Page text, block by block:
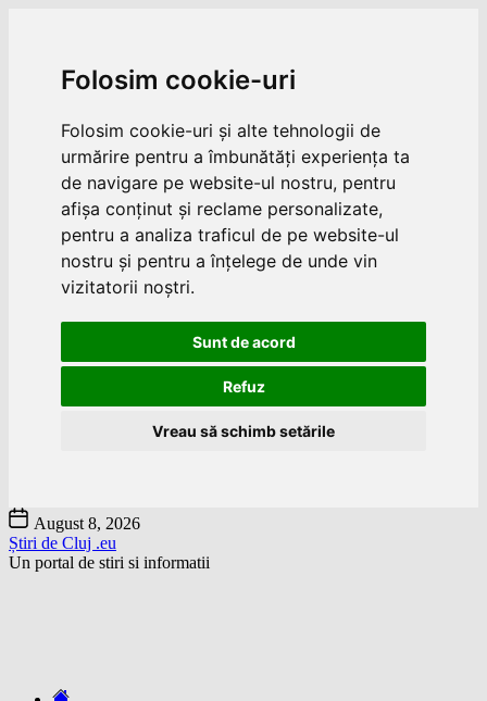
Folosim cookie-uri
Folosim cookie-uri și alte tehnologii de
urmărire pentru a îmbunătăți experiența ta
de navigare pe website-ul nostru, pentru
afișa conținut și reclame personalizate,
pentru a analiza traficul de pe website-ul
nostru și pentru a înțelege de unde vin
vizitatorii noștri.
Sunt de acord
Refuz
Vreau să schimb setările
Skip
to
the
content
August 8, 2026
Știri de Cluj .eu
Un portal de stiri si informatii